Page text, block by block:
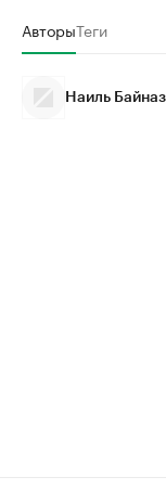
АвторыТеги
Наиль